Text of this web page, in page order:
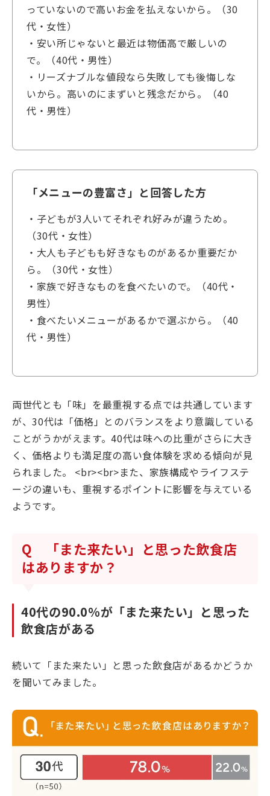
っていないので高いお金を払えないから。（30
代・女性）
・安い所じゃないと最近は物価高で厳しいの
で。（40代・男性）
・リーズナブルな値段なら失敗しても後悔しな
いから。高いのにまずいと残念だから。（40
代・男性）
「メニューの豊富さ」と回答した方
・子どもが3人いてそれぞれ好みが違うため。
（30代・女性）
・大人も子どもも好きなものがあるか重要だか
ら。（30代・女性）
・家族で好きなものを食べたいので。（40代・
男性）
・食べたいメニューがあるかで選ぶから。（40
代・男性）
両世代とも「味」を最重視する点では共通しています
が、30代は「価格」とのバランスをより意識している
ことがうかがえます。40代は味への比重がさらに大き
く、価格よりも満足度の高い食体験を求める傾向が見
られました。 <br><br>また、家族構成やライフステ
ージの違いも、重視するポイントに影響を与えている
ようです。
Q 「また来たい」と思った飲食店
はありますか？
40代の90.0％が「また来たい」と思った
飲食店がある
続いて「また来たい」と思った飲食店があるかどうか
を聞いてみました。